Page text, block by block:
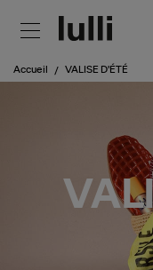
Accueil VALISE D'ÉTÉ